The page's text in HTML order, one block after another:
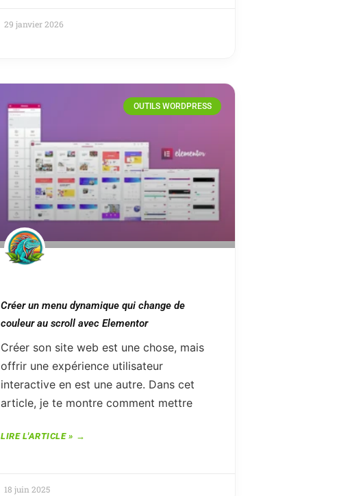
29 janvier 2026
OUTILS WORDPRESS
Créer un menu dynamique qui change de
couleur au scroll avec Elementor
Créer son site web est une chose, mais
offrir une expérience utilisateur
interactive en est une autre. Dans cet
article, je te montre comment mettre
LIRE L'ARTICLE »
18 juin 2025